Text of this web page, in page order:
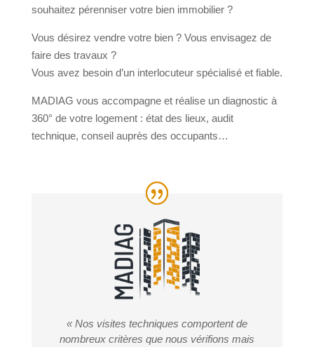
souhaitez pérenniser votre bien immobilier ?
Vous désirez vendre votre bien ? Vous envisagez de
faire des travaux ?
Vous avez besoin d’un interlocuteur spécialisé et fiable.
MADIAG vous accompagne et réalise un diagnostic à
360° de votre logement : état des lieux, audit
technique, conseil auprès des occupants…
« Nos visites techniques comportent de
nombreux critères que nous vérifions mais